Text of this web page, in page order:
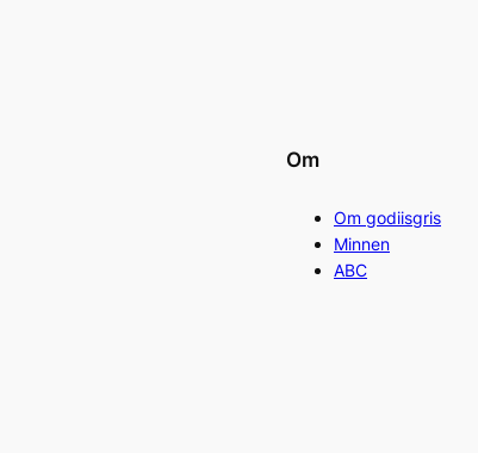
Om
Om godiisgris
Minnen
ABC